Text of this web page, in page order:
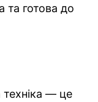
та готова до
техніка — це